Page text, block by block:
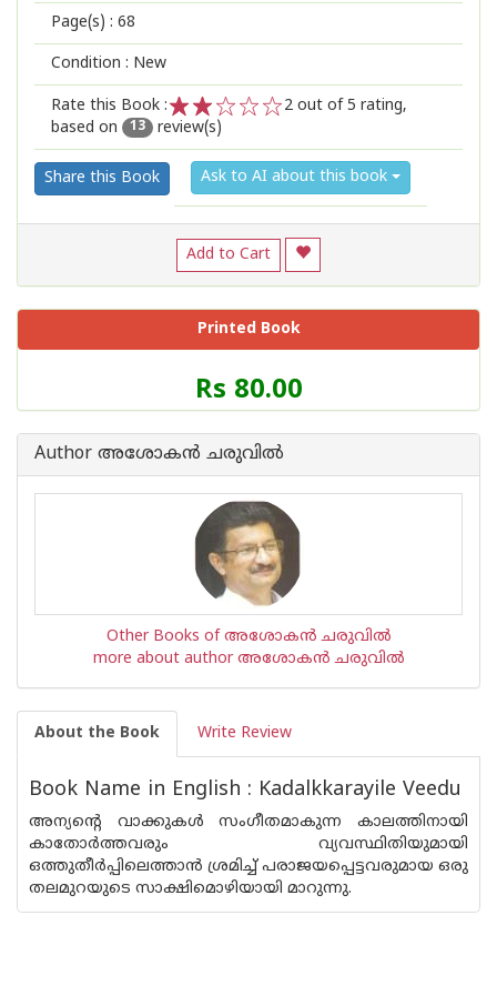
Page(s) : 68
Condition : New
Rate this Book :
3
2
1
2 out of 5 rating,
based on
13 review(s)
Share this Book Ask to AI about this book
Add to Cart
Printed Book
Price
of
Book
Rs 80.00
Author അശോകന്‍ ചരുവില്‍
Other Books of അശോകന്‍ ചരുവില്‍
more about author അശോകന്‍ ചരുവില്‍
About the Book Write Review
Book Name in English : Kadalkkarayile Veedu
അന്യന്റെ വാക്കുകള്‍ സംഗീതമാകുന്ന കാലത്തിനായി
കാതോര്‍ത്തവരും വ്യവസ്ഥിതിയുമായി
ഒത്തുതീര്‍പ്പിലെത്താന്‍ ശ്രമിച്ച് പരാജയപ്പെട്ടവരുമായ ഒരു
തലമുറയുടെ സാക്ഷിമൊഴിയായി മാറുന്നു.